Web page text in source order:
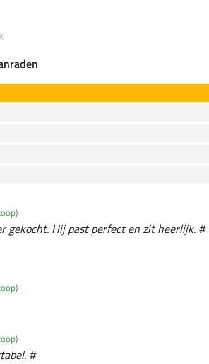
gekocht. Hij past perfect en zit heerlijk. #
#